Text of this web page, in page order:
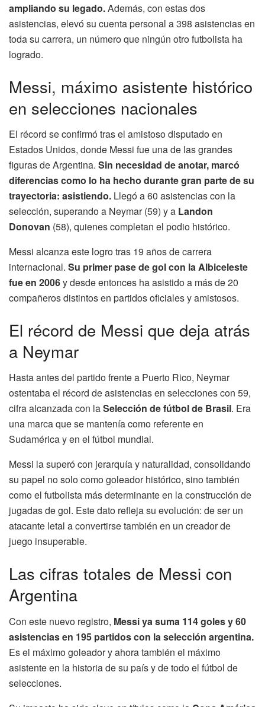
ampliando su legado.Además, con estas dos
asistencias, elevó su cuenta personal a 398 asistencias en
toda su carrera, un número que ningún otro futbolista ha
logrado.
Messi, máximo asistente histórico
en selecciones nacionales
El récord se confirmó tras el amistoso disputado en
Estados Unidos, donde Messi fue una de las grandes
figuras de Argentina. Sin necesidad de anotar, marcó
diferencias como lo ha hecho durante gran parte de su
trayectoria: asistiendo. Llegó a 60 asistencias con la
selección, superando a Neymar (59) y a Landon
Donovan (58), quienes completan el podio histórico.
Messi alcanza este logro tras 19 años de carrera
internacional. Su primer pase de gol con la Albiceleste
fue en 2006y desde entonces ha asistido a más de 20
compañeros distintos en partidos oficiales y amistosos.
El récord de Messi que deja atrás
a Neymar
Hasta antes del partido frente a Puerto Rico, Neymar
ostentaba el récord de asistencias en selecciones con 59,
cifra alcanzada con laSelección de fútbol de Brasil. Era
una marca que se mantenía como referente en
Sudamérica y en el fútbol mundial.
Messi la superó con jerarquía y naturalidad, consolidando
su papel no solo como goleador histórico, sino también
como el futbolista más determinante en la construcción de
jugadas de gol. Este dato refleja su evolución: de ser un
atacante letal a convertirse también en un creador de
juego insuperable.
Las cifras totales de Messi con
Argentina
Con este nuevo registro, Messi ya suma 114 goles y 60
asistencias en 195 partidos con la selección argentina.
Es el máximo goleador y ahora también el máximo
asistente en la historia de su país y de todo el fútbol de
selecciones.